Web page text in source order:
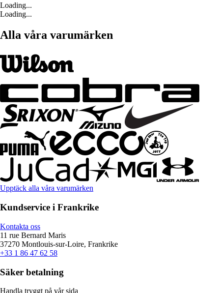
Loading...
Loading...
Alla våra varumärken
Upptäck alla våra varumärken
Kundservice i Frankrike
Kontakta oss
11 rue Bernard Maris
37270 Montlouis-sur-Loire, Frankrike
+33 1 86 47 62 58
Säker betalning
Handla tryggt på vår sida